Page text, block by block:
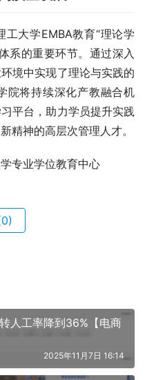
大学EMBA教育“理论学
的重要环节。通过深入
境中实现了理论与实践的
院将持续深化产教融合机
平台，助力学员提升实践
精神的高层次管理人才。
专业学位教育中心
人工率降到36%【电商
2025年11月7日 16:14